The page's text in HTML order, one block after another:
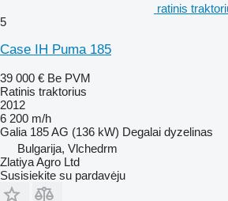
ratinis
5
Case IH Puma 185
39 000 € Be PVM
Ratinis traktorius
2012
6 200 m/h
Galia 185 AG (136 kW) Degalai dyzelinas
Bulgarija, Vlchedrm
Zlatiya Agro Ltd
Susisiekite su pardavėju